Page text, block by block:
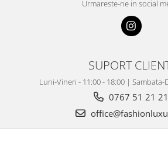
Urmareste-ne in social
SUPORT
Luni-Vineri - 11:00 - 18:00 | Sambata-
0767 51 21 21